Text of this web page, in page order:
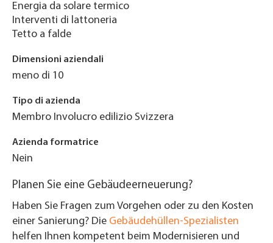
Energia da solare termico
Interventi di lattoneria
Tetto a falde
Dimensioni aziendali
meno di 10
Tipo di azienda
Membro Involucro edilizio Svizzera
Azienda formatrice
Nein
Planen Sie eine Gebäudeerneuerung?
Haben Sie Fragen zum Vorgehen oder zu den Kosten
einer Sanierung? Die Gebäudehüllen-Spezialisten
helfen Ihnen kompetent beim Modernisieren und